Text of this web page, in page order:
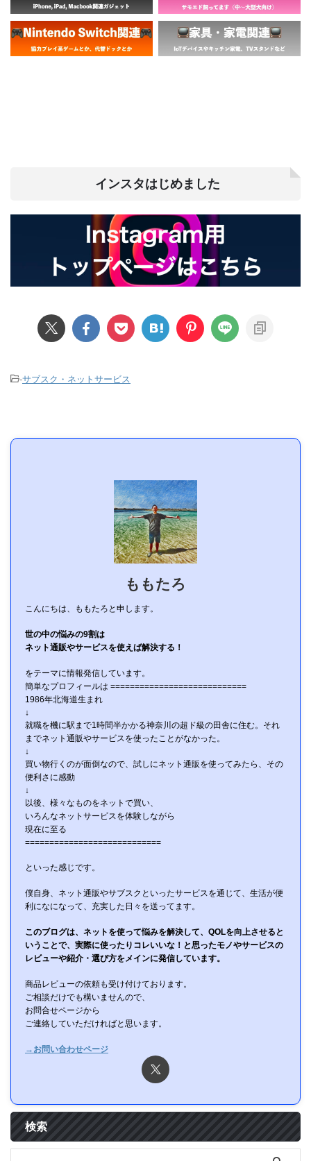
インスタはじめました
-サブスク・ネットサービス
ももたろ
こんにちは、ももたろと申します。
世の中の悩みの9割は
ネット通販やサービスを使えば解決する！
をテーマに情報発信しています。
簡単なプロフィールは ============================
1986年北海道生まれ
↓
就職を機に駅まで1時間半かかる神奈川の超ド級の田舎に住む。それ
までネット通販やサービスを使ったことがなかった。
↓
買い物行くのが面倒なので、試しにネット通販を使ってみたら、その
便利さに感動
↓
以後、様々なものをネットで買い、
いろんなネットサービスを体験しながら
現在に至る
============================
といった感じです。
僕自身、ネット通販やサブスクといったサービスを通じて、生活が便
利になになって、充実した日々を送ってます。
このブログは、ネットを使って悩みを解決して、QOLを向上させると
いうことで、実際に使ったりコレいいな！と思ったモノやサービスの
レビューや紹介・選び方をメインに発信しています。
商品レビューの依頼も受け付けております。
ご相談だけでも構いませんので、
お問合せページから
ご連絡していただければと思います。
→お問い合わせページ
検索